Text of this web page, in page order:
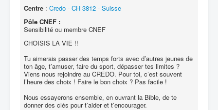
Centre : Credo - CH 3812 - Suisse
Pôle CNEF :
Sensibilité ou membre CNEF
CHOISIS LA VIE !!
Tu aimerais passer des temps forts avec d’autres jeunes de
ton âge, t’amuser, faire du sport, dépasser tes limites ?
Viens nous rejoindre au CREDO. Pour toi, c’est souvent
l’heure des choix ! Faire le bon choix ? Pas facile !
Nous essayerons ensemble, en ouvrant la Bible, de te
donner des clés pour t’aider et t’encourager.